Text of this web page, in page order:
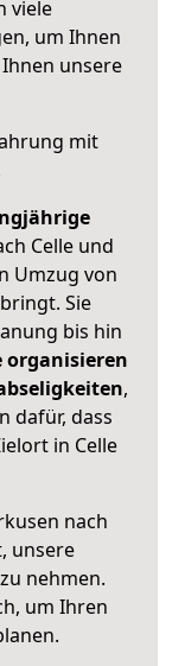
viele
um Ihnen
unsere
mit
Celle und
Umzug von
Sie
bis hin
organisieren
,
dafür, dass
in Celle
nach
unsere
nehmen.
um Ihren